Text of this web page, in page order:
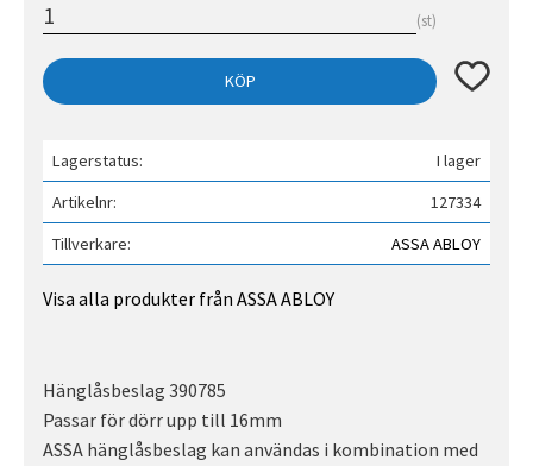
st
KÖP Lägg till
Lagerstatus
I lager
Artikelnr
127334
Tillverkare
ASSA ABLOY
Visa alla produkter från ASSA ABLOY
Hänglåsbeslag 390785
Passar för dörr upp till 16mm
ASSA hänglåsbeslag kan användas i kombination med